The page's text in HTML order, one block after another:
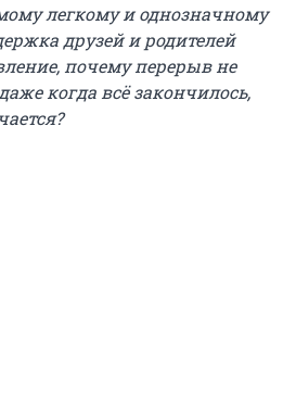
легкому и однозначному
друзей и родителей
почему перерыв не
когда всё закончилось,